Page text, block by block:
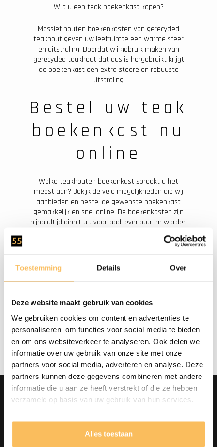
Toestemming Details Over
Deze website maakt gebruik van cookies
We gebruiken cookies om content en advertenties te
personaliseren, om functies voor social media te bieden
en om ons websiteverkeer te analyseren. Ook delen we
informatie over uw gebruik van onze site met onze
partners voor social media, adverteren en analyse. Deze
partners kunnen deze gegevens combineren met andere
informatie die u aan ze heeft verstrekt of die ze hebben
verzameld op basis van uw gebruik van hun services.
Alles toestaan
Wilt u een teak boekenkast kopen?
Massief houten boekenkasten van gerecycled
teakhout geven uw leefruimte een warme sfeer
en uitstraling. Doordat wij gebruik maken van
gerecycled teakhout dat dus is hergebruikt krijgt
de boekenkast een extra stoere en robuuste
uitstraling.
Bestel uw teak
boekenkast nu
online
Welke teakhouten boekenkast spreekt u het
meest aan? Bekijk de vele mogelijkheden die wij
aanbieden en bestel de gewenste boekenkast
gemakkelijk en snel online. De boekenkasten zijn
bijna altijd direct uit voorraad leverbaar en worden
al binnen 2 tot 5 werkdagen bij u thuis geleverd.
Heeft u behoefte aan meer informatie over de
kunt u altijd contact met ons opnemen door te
bellen naar +31 (0) 553 031 440 of stuur een e-mail
Wij helpen u dan graag verder.
Shop per
categorie